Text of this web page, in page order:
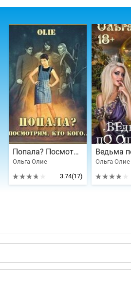
Попала? Посмотрим, кто кого
Ольга Олие
3.74(17)
Ведьма
Ольга Олие